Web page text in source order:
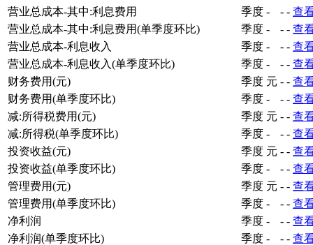
营业总成本-其中:利息费用 季度 - - - 查
营业总成本-其中:利息费用(单季度环比)
季度 - - - 查
营业总成本-利息收入
季度 - - - 查
营业总成本-利息收入(单季度环比)
季度 - - - 查
财务费用(元)
季度 元 - - 查
财务费用(单季度环比)
季度 - - - 查
减:所得税费用(元)
季度 元 - - 查
减:所得税(单季度环比)
季度 - - - 查
投资收益(元)
季度 元 - - 查
投资收益(单季度环比)
季度 - - - 查
管理费用(元)
季度 元 - - 查
管理费用(单季度环比)
季度 - - - 查
净利润
季度 - - - 查
净利润(单季度环比)
季度 - - - 查